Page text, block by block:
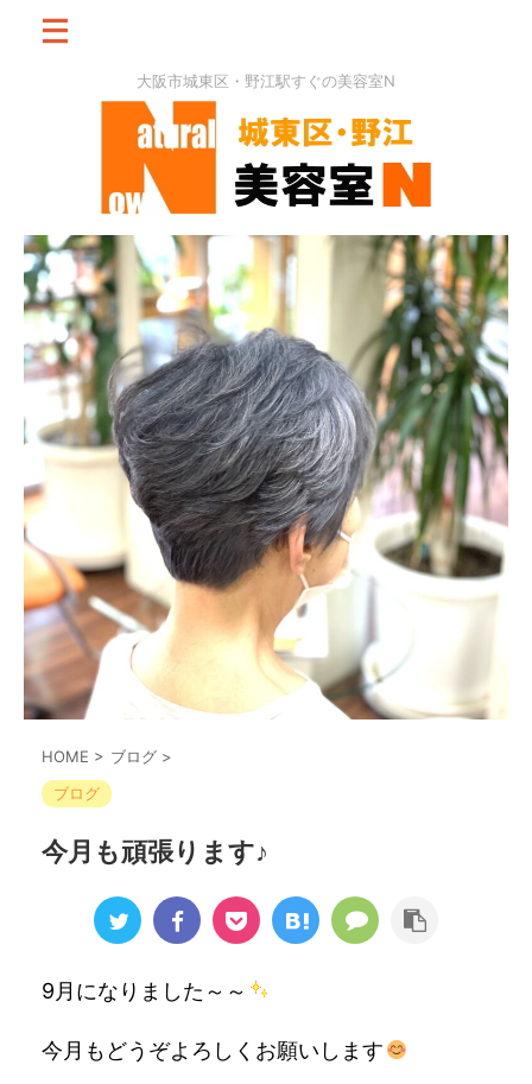
大阪市城東区・野江駅すぐの美容室N
HOME > ブログ >
ブログ
今月も頑張ります♪
9月になりました～～
今月もどうぞよろしくお願いします